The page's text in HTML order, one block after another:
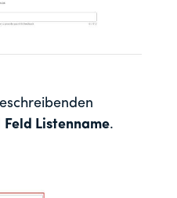
Feld Listenname.